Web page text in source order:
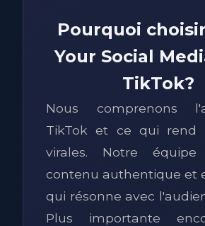
Pourquoi
Your Social
TikTok?
Nous comprenons
TikTok et ce qui rend
virales. Notre
contenu authentique et
qui résonne avec
Plus importante